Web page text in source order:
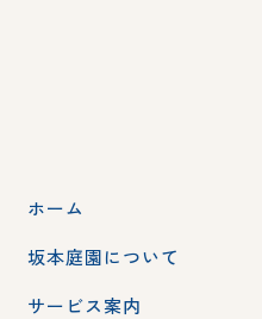
ホーム
坂本庭園について
サービス案内